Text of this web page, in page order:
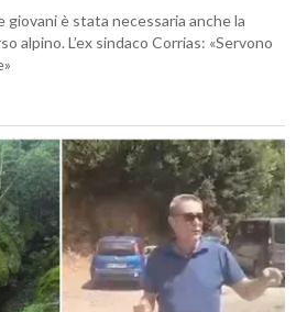
giovani è stata necessaria anche la
alpino. L’ex sindaco Corrias: «Servono